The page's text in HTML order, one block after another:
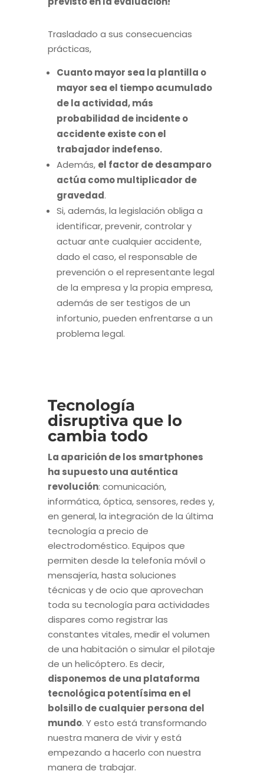
Trasladado a sus consecuencias
prácticas,
Cuanto mayor sea la plantilla o
mayor sea el tiempo acumulado
de la actividad, más
probabilidad de incidente o
accidente existe con el
trabajador indefenso.
Además, el factor de desamparo
actúa como multiplicador de
gravedad.
Si, además, la legislación obliga a
identificar, prevenir, controlar y
actuar ante cualquier accidente,
dado el caso, el responsable de
prevención o el representante legal
de la empresa y la propia empresa,
además de ser testigos de un
infortunio, pueden enfrentarse a un
problema legal.
Tecnología
disruptiva que lo
cambia todo
La aparición de los smartphones
ha supuesto una auténtica
revolución: comunicación,
informática, óptica, sensores, redes y,
en general, la integración de la última
tecnología a precio de
electrodoméstico. Equipos que
permiten desde la telefonía móvil o
mensajería, hasta soluciones
técnicas y de ocio que aprovechan
toda su tecnología para actividades
dispares como registrar las
constantes vitales, medir el volumen
de una habitación o simular el pilotaje
de un helicóptero. Es decir,
disponemos de una plataforma
tecnológica potentísima en el
bolsillo de cualquier persona del
mundo. Y esto está transformando
nuestra manera de vivir y está
empezando a hacerlo con nuestra
manera de trabajar.